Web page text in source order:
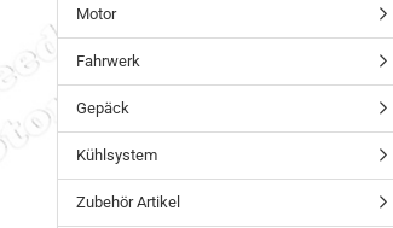
Motor
Fahrwerk
Gepäck
Kühlsystem
Zubehör Artikel